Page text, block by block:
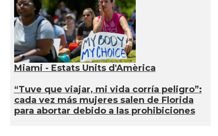
Miami - Estats Units d'Amèrica
“Tuve que viajar, mi vida corría peligro”:
cada vez más mujeres salen de Florida
para abortar debido a las prohibiciones